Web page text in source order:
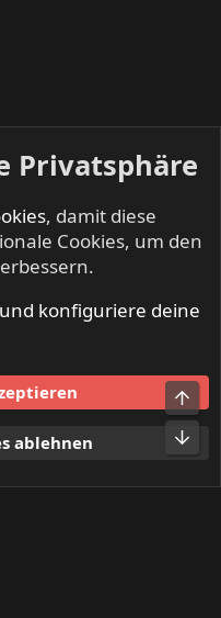
Datenschutz
Privatsphäre
, damit diese
Cookies, um den
konfiguriere deine
ablehnen